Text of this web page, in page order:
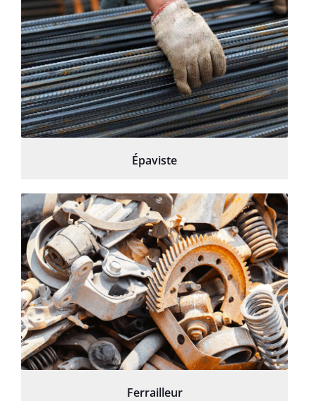
Épaviste
Ferrailleur